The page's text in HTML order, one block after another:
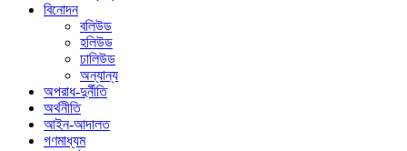
বিনোদন
বলিউড
হলিউড
ঢালিউড
অন্যান্য
অপরাধ-দুর্নীতি
অর্থনীতি
আইন-আদালত
গণমাধ্যম